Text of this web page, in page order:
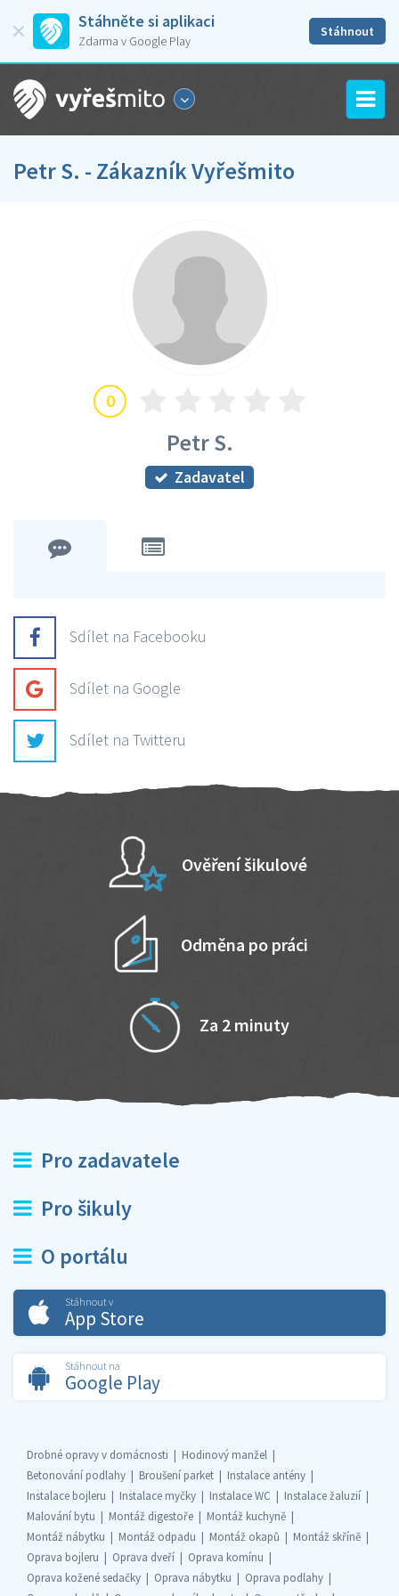
Stáhněte si aplikaci
Zdarma v Google Play
Stáhnout
Petr S. - Zákazník Vyřešmito
0
Petr S.
Zadavatel
Sdílet na Facebooku
Sdílet na Google
Sdílet na Twitteru
Ověření šikulové
Odměna po práci
Za 2 minuty
Pro zadavatele
Pro šikuly
O portálu
Stáhnout v
App Store
Stáhnout na
Google Play
Drobné opravy v domácnosti
Hodinový manžel
Betonování podlahy
Broušení parket
Instalace antény
Instalace bojleru
Instalace myčky Instalace WC
Instalace žaluzií
Malování bytu
Montáž digestoře
Montáž kuchyně
Montáž nábytku
Montáž odpadu Montáž okapů
Montáž skříně
Oprava bojleru
Oprava dveří
Oprava komínu
Oprava kožené sedačky
Oprava nábytku
Oprava podlahy